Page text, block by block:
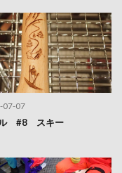
07-07
ル #8 スキー